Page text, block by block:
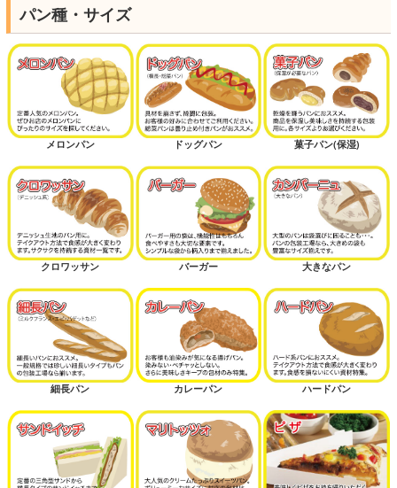
パン種・サイズ
メロンパン ドッグパン 菓子パン(保湿)
クロワッサン バーガー 大きなパン
細長パン カレーパン ハードパン